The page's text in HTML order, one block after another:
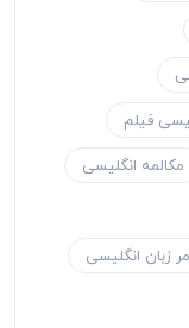
فیلم
مکالمه انگلیسی
زبان انگلیسی